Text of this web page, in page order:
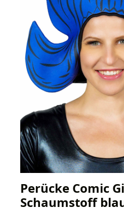
Perücke Comic
Schaumstoff